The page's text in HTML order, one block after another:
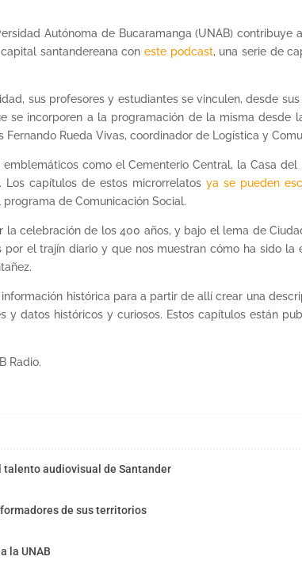
Autónoma de Bucaramanga (UNAB)
santandereana coneste podcast, una serie de
sus profesores y estudiantes se vinculen, desde
se incorporen a la programación de la misma
Rueda Vivas, coordinador de Logística y
como el Cementerio Central, la Casa del
Los capítulos de estos microrrelatosya se pueden
de Comunicación Social.
la celebración de los 400 años, y bajo el lema de
el trajín diario y que nos muestran cómo ha sido la
histórica para a partir de allí crear una
datos históricos y curiosos. Estos capítulos están
Radio.
talento audiovisual de Santander
de sus territorios
la UNAB